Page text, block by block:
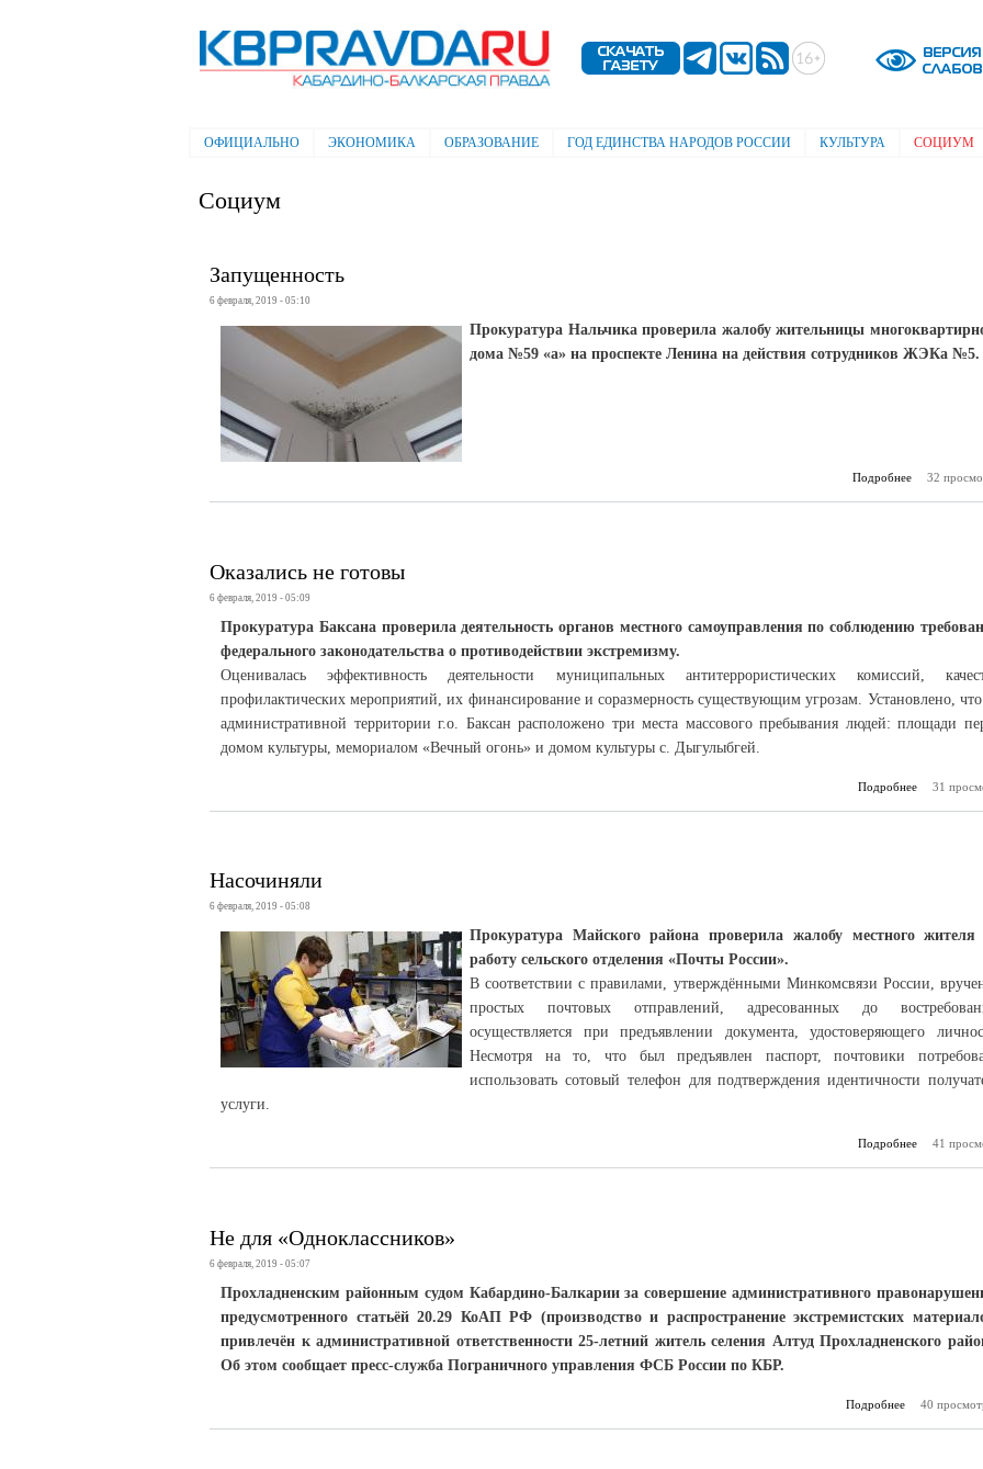
содержанию
Электронная газета "Кабардино-
Балкарская правда"
Главное меню
ОФИЦИАЛЬНО ЭКОНОМИКА ОБРАЗОВАНИЕ ГОД ЕДИНСТВА НАРОДОВ РОССИИ КУЛЬТУРА СОЦИУМ
Социум
Запущенность
6 февраля, 2019 - 05:10
Прокуратура Нальчика проверила жалобу жительницы
дома №59 «а» на проспекте Ленина на действия сотрудников ЖЭКа №5.
Подробнее о 32
Оказались не готовы
6 февраля, 2019 - 05:09
Прокуратура Баксана проверила деятельность органов местного самоуправления по соблюдению
федерального законодательства о противодействии экстремизму.
Оценивалась эффективность деятельности муниципальных антитеррористических комиссий,
профилактических мероприятий, их финансирование и соразмерность существующим угрозам. Установлено,
административной территории г.о. Баксан расположено три места массового пребывания людей: площади
домом культуры, мемориалом «Вечный огонь» и домом культуры с. Дыгулыбгей.
Подробнее
о
31
Насочиняли
6 февраля, 2019 - 05:08
Прокуратура Майского района проверила жалобу местного жителя
работу сельского отделения «Почты России».
В соответствии с правилами, утверждёнными Минкомсвязи России,
простых почтовых отправлений, адресованных до
осуществляется при предъявлении документа, удостоверяющего
Несмотря на то, что был предъявлен паспорт, почтовики
использовать сотовый телефон для подтверждения идентичности
услуги.
Подробнее о 41
Не для «Одноклассников»
6 февраля, 2019 - 05:07
Прохладненским районным судом Кабардино-Балкарии за совершение административного
предусмотренного статьёй 20.29 КоАП РФ (производство и распространение экстремистских
привлечён к административной ответственности 25-летний житель селения Алтуд Прохладненского
Об этом сообщает пресс-служба Пограничного управления ФСБ России по КБР.
Подробнее 40